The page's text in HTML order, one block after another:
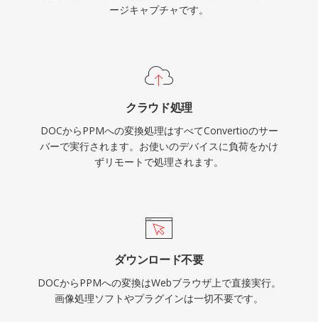
ージキャプチャです。
クラウド処理
DOCからPPMへの変換処理はすべてConvertioのサー
バーで実行されます。お使いのデバイスに負荷をかけ
ずリモートで処理されます。
ダウンロード不要
DOCからPPMへの変換はWebブラウザ上で直接実行。
画像処理ソフトやプラグインは一切不要です。